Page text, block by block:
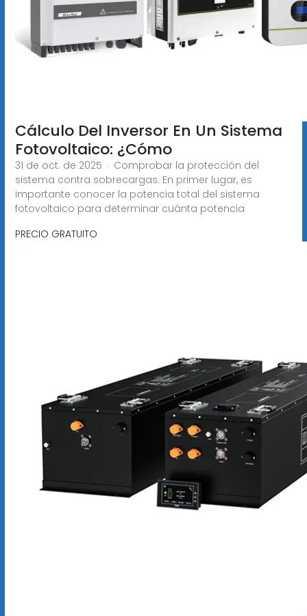
Cálculo Del Inversor En Un Sistema
Fotovoltaico: ¿Cómo
31 de oct. de 2025 · Comprobar la protección del
sistema contra sobrecargas. En primer lugar, es
importante conocer la potencia total del sistema
fotovoltaico para determinar cuánta potencia
PRECIO GRATUITO